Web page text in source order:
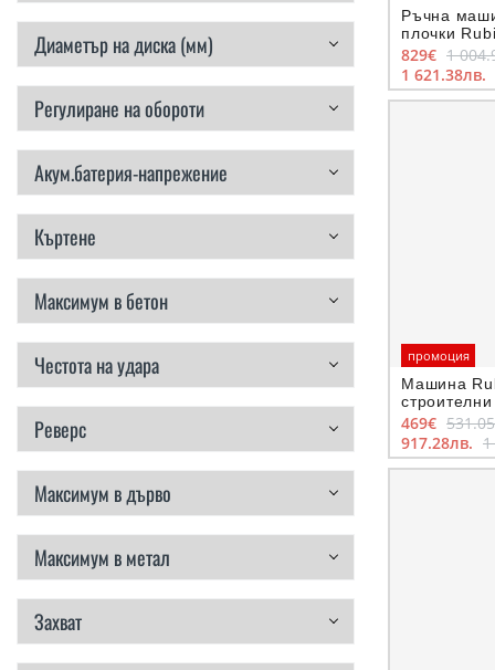
Диаметър на диска (мм)
Регулиране на обороти
Акум.батерия-напрежение
Къртене
Максимум в бетон
Честота на удара
Реверс
Максимум в дърво
Максимум в метал
Захват
Ръчна
плочки
1020 мм,
829€ 1
1 621.38лв.
промоция
Машина
строителни
водеща
мм, 650 мм,
469€
917.28лв. 1